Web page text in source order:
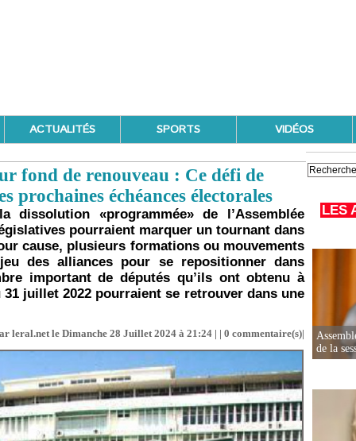
ACTUALITÉS SPORTS VIDÉOS
fond de renouveau : Ce défi de
prochaines échéances électorales
dissolution «programmée» de l’Assemblée
pourraient marquer un tournant dans
cause, plusieurs formations ou mouvements
des alliances pour se repositionner dans
important de députés qu’ils ont obtenu à
juillet 2022 pourraient se retrouver dans une
leral.net le Dimanche 28 Juillet 2024 à 21:24 | | 0 commentaire(s)|
LES
de la